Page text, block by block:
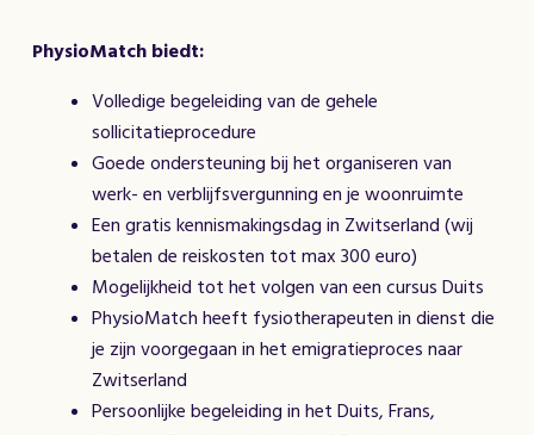
PhysioMatch biedt:
Volledige begeleiding van de gehele
sollicitatieprocedure
Goede ondersteuning bij het organiseren van
werk- en verblijfsvergunning en je woonruimte
Een gratis kennismakingsdag in Zwitserland (wij
betalen de reiskosten tot max 300 euro)
Mogelijkheid tot het volgen van een cursus Duits
PhysioMatch heeft fysiotherapeuten in dienst die
je zijn voorgegaan in het emigratieproces naar
Zwitserland
Persoonlijke begeleiding in het Duits, Frans,